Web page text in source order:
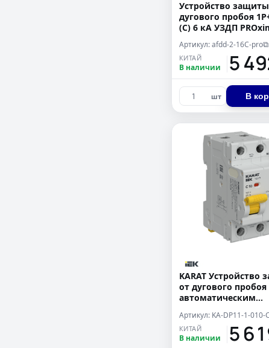
Устройство
дугового пробоя
(C) 6 кА УЗДП
Артикул: afdd-2-16C-pro⧉
КИТАЙ
В наличии15
шт В
KARAT Устройство
от дугового пробоя
автоматическим
IEK
Артикул: KA-DP11-1-010-C
КИТАЙ
В наличии15